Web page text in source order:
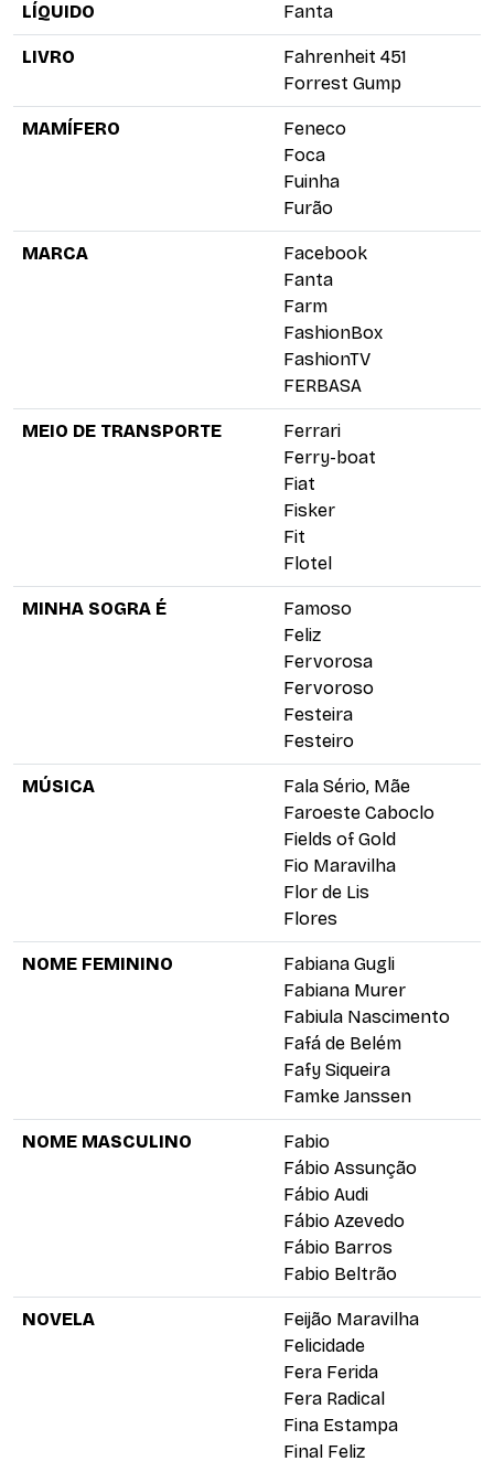
LÍQUIDO Fanta
LIVRO
Fahrenheit 451
Forrest Gump
MAMÍFERO
Feneco
Foca
Fuinha
Furão
MARCA
Facebook
Fanta
Farm
FashionBox
FashionTV
FERBASA
MEIO DE TRANSPORTE
Ferrari
Ferry-boat
Fiat
Fisker
Fit
Flotel
MINHA SOGRA É
Famoso
Feliz
Fervorosa
Fervoroso
Festeira
Festeiro
MÚSICA
Fala Sério, Mãe
Faroeste Caboclo
Fields of Gold
Fio Maravilha
Flor de Lis
Flores
NOME FEMININO
Fabiana Gugli
Fabiana Murer
Fabiula Nascimento
Fafá de Belém
Fafy Siqueira
Famke Janssen
NOME MASCULINO
Fabio
Fábio Assunção
Fábio Audi
Fábio Azevedo
Fábio Barros
Fabio Beltrão
NOVELA
Feijão Maravilha
Felicidade
Fera Ferida
Fera Radical
Fina Estampa
Final Feliz